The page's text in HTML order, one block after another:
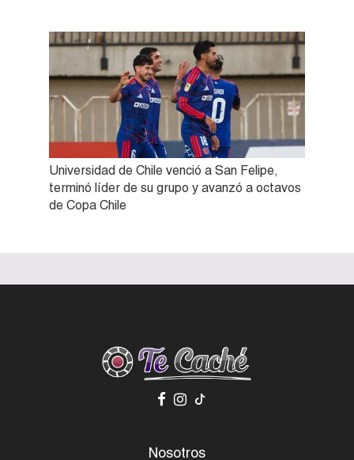
Universidad de Chile venció a San Felipe,
terminó líder de su grupo y avanzó a octavos
de Copa Chile
Nosotros